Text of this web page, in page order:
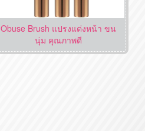
Obuse Brush แปรงแต่งหน้า ขน
นุ่ม คุณภาพดี